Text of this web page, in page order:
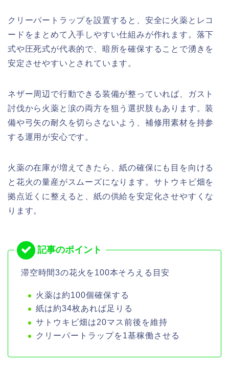
クリーパートラップを設置すると、安全に火薬とレコ
ードをまとめて入手しやすい仕組みが作れます。落下
式や圧死式が代表的で、暗所を確保することで湧きを
安定させやすいとされています。
ネザー周辺で行動できる装備が整っていれば、ガスト
討伐から火薬と涙の両方を狙う選択肢もあります。装
備や弓矢の耐久を切らさないよう、補修用素材を持参
する運用が安心です。
火薬の在庫が増えてきたら、紙の確保にも目を向ける
と花火の量産がスムーズになります。サトウキビ畑を
拠点近くに整えると、紙の供給を安定化させやすくな
ります。
滞空時間3の花火を100本そろえる目安
火薬は約100個確保する
紙は約34枚あれば足りる
サトウキビ畑は20マス前後を維持
クリーパートラップを1基稼働させる